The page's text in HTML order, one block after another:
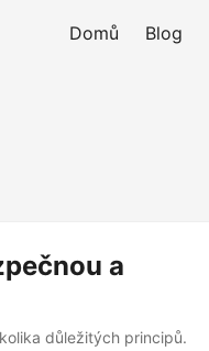
Domů Blog
a
důležitých principů.